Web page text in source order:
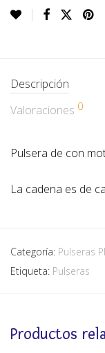
Descripción
Valoraciones 0
Pulsera de con
La cadena es de
Categoría: Pulseras
Etiqueta: Pulseras
Productos